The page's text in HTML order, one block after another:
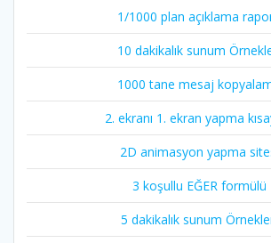
1/1000 plan açıklama
10 dakikalık sunum
1000 tane mesaj
2. ekranı 1. ekran yapma
2D animasyon yapma
3 koşullu EĞER formülü
5 dakikalık sunum